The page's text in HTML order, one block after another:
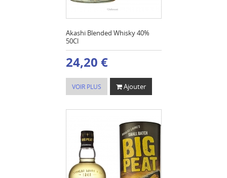
Akashi Blended Whisky 40%
50Cl
24,20 €
VOIR PLUS Ajouter